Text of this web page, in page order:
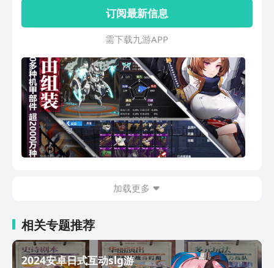
「克格亚」、「爱蓄塔」、「海克塞
尔」。末世之战揭开序幕。组装机甲之
躯，奏响末世之音！
订阅最新信息
需 下 载 九 游 A P P
加载更多
相关专题推荐
2024安卓日式互动slg游